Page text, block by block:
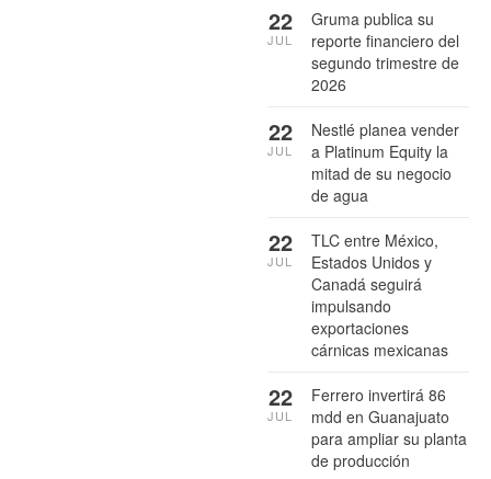
Gruma publica su
reporte financiero del
segundo trimestre de
2026
22
JUL
Nestlé planea vender
a Platinum Equity la
mitad de su negocio
de agua
22
JUL
TLC entre México,
Estados Unidos y
Canadá seguirá
impulsando
exportaciones
cárnicas mexicanas
22
JUL
Ferrero invertirá 86
mdd en Guanajuato
para ampliar su planta
de producción
22
JUL